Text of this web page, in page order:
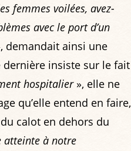
femmes voilées, avez-
avec le port d’un
demandait ainsi une
dernière insiste sur le fait
hospitalier», elle ne
qu’elle entend en faire,
calot en dehors du
atteinte à notre